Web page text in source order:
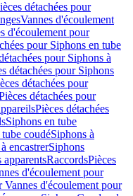
détachées pour
Vannes d'écoulement
d'écoulement pour
pour Siphons en tube
pour Siphons à
détachées pour Siphons
détachées pour
détachées pour
Pièces détachées
Siphons en tube
coudéSiphons à
encastrerSiphons
apparentsRaccordsPièces
d'écoulement pour
Vannes d'écoulement pour